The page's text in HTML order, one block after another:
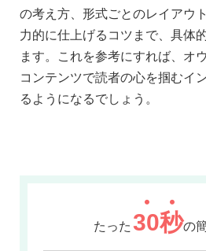
の考え方、形式ごとのレイアウ
力的に仕上げるコツまで、具体
ます。これを参考にすれば、オ
コンテンツで読者の心を掴むイ
るようになるでしょう。
たった 30秒の